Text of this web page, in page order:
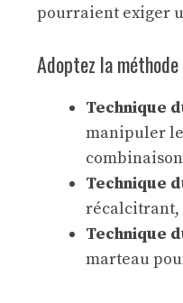
pourraient exiger
Adoptez la
Technique
manipuler
Technique
récalcitrant,
Technique
marteau